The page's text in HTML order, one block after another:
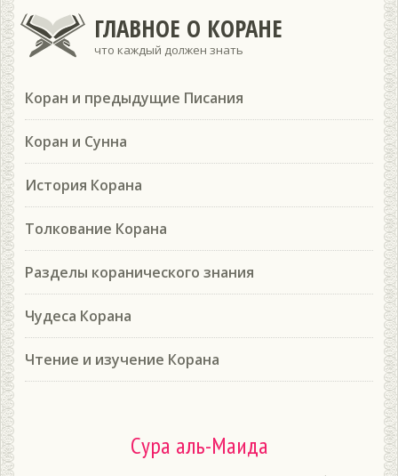
ГЛАВНОЕ О КОРАНЕ
что каждый должен знать
Коран и предыдущие Писания
Коран и Сунна
История Корана
Толкование Корана
Разделы коранического знания
Чудеса Корана
Чтение и изучение Корана
Сура аль-Маида